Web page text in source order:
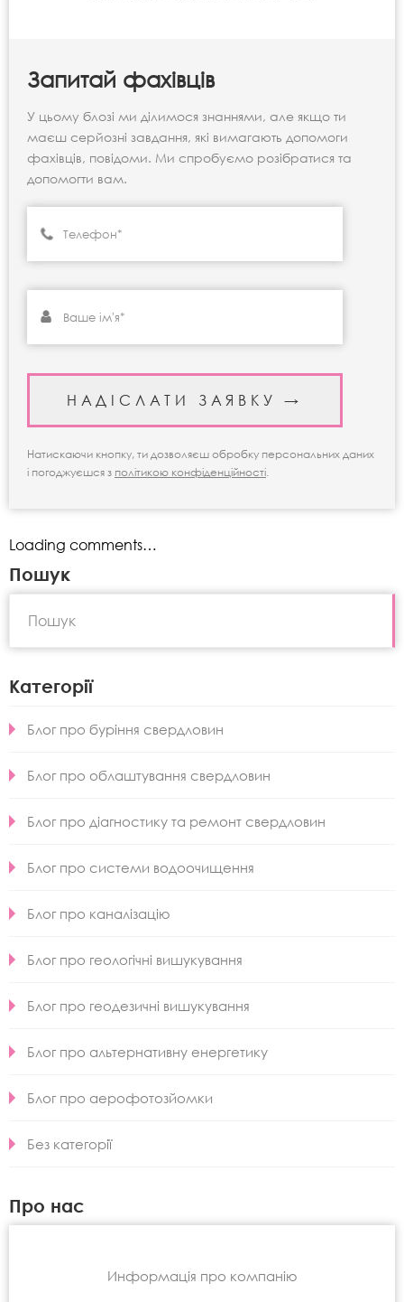
Запитай фахівців
У цьому блозі ми ділимося знаннями, але якщо ти
маєш серйозні завдання, які вимагають допомоги
фахівців, повідоми. Ми спробуємо розібратися та
допомогти вам.
Натискаючи кнопку, ти дозволяєш обробку персональних даних
і погоджуєшся з політикою конфіденційності.
Loading comments…
Пошук
Категорії
Блог про буріння свердловин
Блог про облаштування свердловин
Блог про діагностику та ремонт свердловин
Блог про системи водоочищення
Блог про каналізацію
Блог про геологічні вишукування
Блог про геодезичні вишукування
Блог про альтернативну енергетику
Блог про аерофотозйомки
Без категорії
Про нас
Информація про компанію